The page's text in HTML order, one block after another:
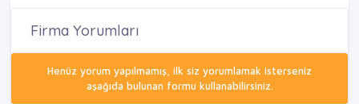
Firma Yorumları
Henüz yorum yapılmamış, ilk siz yorumlamak isterseniz
aşağıda bulunan formu kullanabilirsiniz.